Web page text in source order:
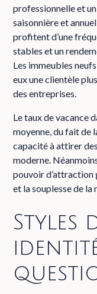
professionnelle et
saisonnière et
profitent d’une
stables et un
Les immeubles
eux une clientèle
des entreprises.
Le taux de vacance
moyenne, du fait de
capacité à attirer
moderne.
pouvoir d’attraction
et la souplesse de
Styles